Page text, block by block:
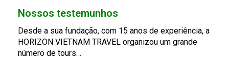
Nossos testemunhos
Desde a sua fundação, com 15 anos de experiência, a
HORIZON VIETNAM TRAVEL organizou um grande
número de tours…